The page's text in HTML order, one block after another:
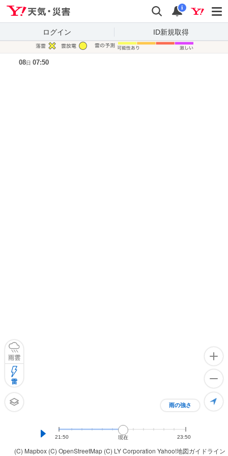
検索 通知
i
ログイン ID新規取得
(C) Mapbox (C) OpenStreetMap (C) LY Corporation Yahoo!地図ガイドライン
雨の強さ
雨雲
雷
21:50 現在 23:50
08日 07:50